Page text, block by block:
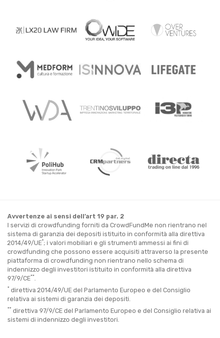
Avvertenze ai sensi dell’art 19 par. 2
I servizi di crowdfunding forniti da CrowdFundMe non rientrano nel
sistema di garanzia dei depositi istituito in conformità alla direttiva
2014/49/UE*; i valori mobiliari e gli strumenti ammessi ai fini di
crowdfunding che possono essere acquisiti attraverso la presente
piattaforma di crowdfunding non rientrano nello schema di
indennizzo degli investitori istituito in conformità alla direttiva
97/9/CE**
* direttiva 2014/49/UE del Parlamento Europeo e del Consiglio
relativa ai sistemi di garanzia dei depositi.
** direttiva 97/9/CE del Parlamento Europeo e del Consiglio relativa ai
sistemi di indennizzo degli investitori.